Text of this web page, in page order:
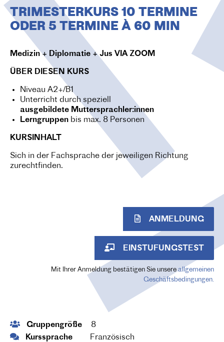
O
N
TRIMESTERKURS 10 TERMINE
ODER 5 TERMINE À 60 MIN
Medizin + Diplomatie + Jus VIA ZOOM
ÜBER DIESEN KURS
Niveau A2+/B1
Unterricht durch speziell
ausgebildete Muttersprachler:innen
Lerngruppen bis max. 8 Personen
KURSINHALT
Sich in der Fachsprache der jeweiligen Richtung
zurechtfinden.
ANMELDUNG
EINSTUFUNGSTEST
Mit Ihrer Anmeldung bestätigen Sie unsere allgemeinen
Geschäftsbedingungen.
Gruppengröße
8
Kurssprache
Französisch